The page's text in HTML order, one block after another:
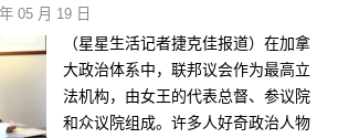
05 月 19 日
（星星生活记者捷克佳报道）在加拿
大政治体系中，联邦议会作为最高立
法机构，由女王的代表总督、参议院
和众议院组成。许多人好奇政治人物